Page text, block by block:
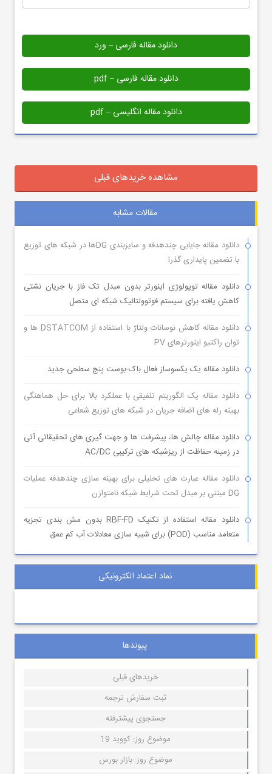
دانلود مقاله فارسی – ورد
دانلود مقاله فارسی – pdf
دانلود مقاله انگلیسی – pdf
مشاهده خریدهای قبلی
مقالات مشابه
دانلود مقاله جایابی چندهدفه و سایزبندی DGها در شبکه های توزیع
با تضمین پایداری گذرا
دانلود مقاله توپولوژی اینورتر بدون مبدل تک فاز با جریان نشتی
کاهش یافته برای سیستم فوتوولتائیک شبکه ای متصل
دانلود مقاله کاهش نوسانات ولتاژ با استفاده از DSTATCOM ها و
توان راکتیو اینورترهای PV
دانلود مقاله یک یکسوساز فعال باک-بوست پنج سطحی جدید
دانلود مقاله یک الگوریتم تلفیقی با عملکرد بالا برای حل هماهنگی
بهینه رله های اضافه جریان در شبکه های توزیع شعاعی
دانلود مقاله چالش ها، پیشرفت ها و جهت گیری های تحقیقاتی آتی
در زمینه حفاظت از ریزشبکه های ترکیبی AC/DC
دانلود مقاله عبارت های تحلیلی برای بهینه سازی چندهدفه عملیات
DG مبتنی بر مبدل تحت شرایط شبکه نامتوازن
دانلود مقاله استفاده از تکنیک RBF-FD بدون مش بندی تجزیه
متعامد مناسب (POD) برای شبیه سازی معادلات آب کم عمق
نماد اعتماد الکترونیکی
پیوندها
خریدهای قبلی
ثبت سفارش ترجمه
جستجوی پیشترفته
موضوع روز: کووید 19
موضوع روز: بازار بورس